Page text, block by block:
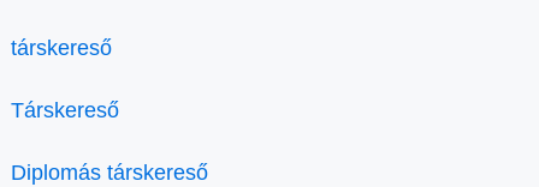
társkereső
Társkereső
Diplomás társkereső